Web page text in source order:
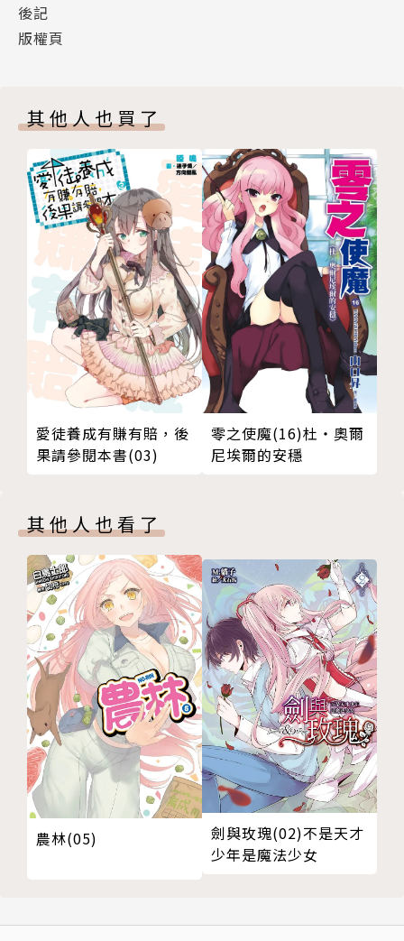
後記
版權頁
其他人也買了
愛徒養成有賺有賠，後
果請參閱本書(03)
零之使魔(16)杜‧奧爾
尼埃爾的安穩
其他人也看了
農林(05)
劍與玫瑰(02)不是天才
少年是魔法少女